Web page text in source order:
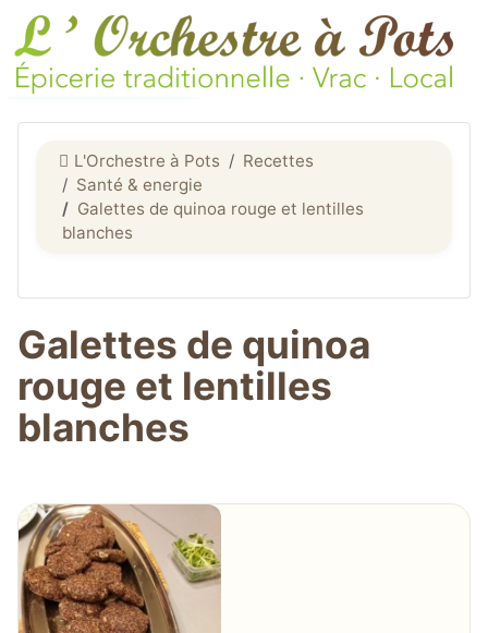
L'Orchestre à Pots
Recettes
Santé & energie
Galettes de quinoa rouge et lentilles
blanches
Galettes de quinoa
rouge et lentilles
blanches